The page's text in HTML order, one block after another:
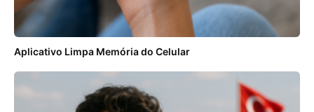
Aplicativo Limpa Memória do Celular